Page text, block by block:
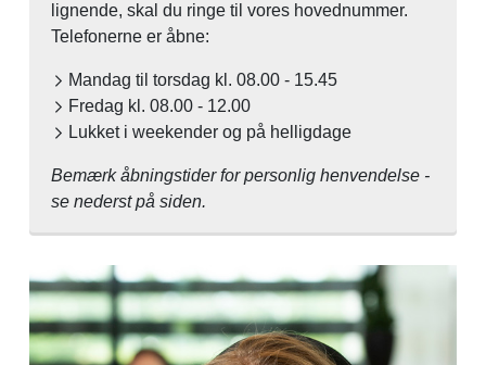
lignende, skal du ringe til vores hovednummer.
Telefonerne er åbne:
Mandag til torsdag kl. 08.00 - 15.45
Fredag kl. 08.00 - 12.00
Lukket i weekender og på helligdage
Bemærk åbningstider for personlig henvendelse -
se nederst på siden.